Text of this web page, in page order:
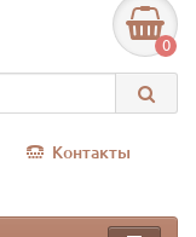
0
Контакты